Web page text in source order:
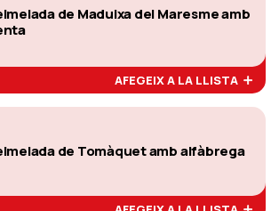
de Maduixa del Maresme amb
AFEGEIX A LA LLISTA
de Tomàquet amb alfàbrega